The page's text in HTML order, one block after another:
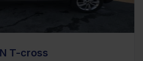
T-cross